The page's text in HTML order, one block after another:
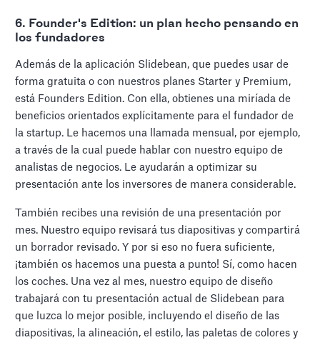
6. Founder's Edition: un plan hecho pensando en
los fundadores
Además de la aplicación Slidebean, que puedes usar de
forma gratuita o con nuestros planes Starter y Premium,
está Founders Edition. Con ella, obtienes una miríada de
beneficios orientados explícitamente para el fundador de
la startup. Le hacemos una llamada mensual, por ejemplo,
a través de la cual puede hablar con nuestro equipo de
analistas de negocios. Le ayudarán a optimizar su
presentación ante los inversores de manera considerable.
También recibes una revisión de una presentación por
mes. Nuestro equipo revisará tus diapositivas y compartirá
un borrador revisado. Y por si eso no fuera suficiente,
¡también os hacemos una puesta a punto! Sí, como hacen
los coches. Una vez al mes, nuestro equipo de diseño
trabajará con tu presentación actual de Slidebean para
que luzca lo mejor posible, incluyendo el diseño de las
diapositivas, la alineación, el estilo, las paletas de colores y